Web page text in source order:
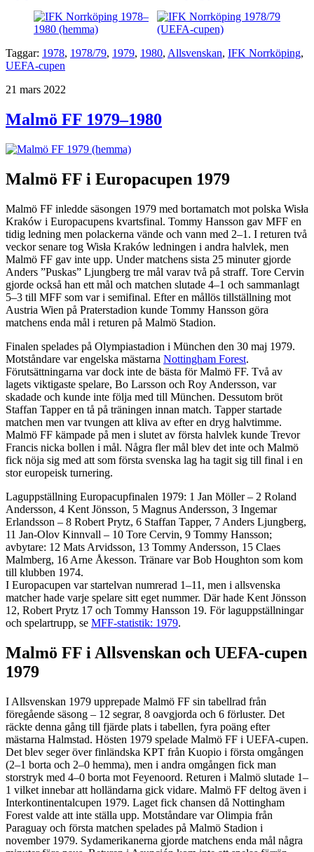
Taggar: 1978, 1978/79, 1979, 1980, Allsvenskan, IFK Norrköping,
UEFA-cupen
Publicerat
21 mars 2022
Malmö FF 1979–1980
Malmö FF i Europacupen 1979
Malmö FF inledde säsongen 1979 med bortamatch mot polska Wisła
Kraków i Europacupens kvartsfinal. Tommy Hansson gav MFF en
tidig ledning men polackerna vände och vann med 2–1. I returen två
veckor senare tog Wisła Kraków ledningen i andra halvlek, men
Malmö FF gav inte upp. Under matchens sista 25 minuter gjorde
Anders ”Puskas” Ljungberg tre mål varav två på straff. Tore Cervin
gjorde också han ett mål och matchen slutade 4–1 och sammanlagt
5–3 till MFF som var i semifinal. Efter en mållös tillställning mot
Austria Wien på Praterstadion kunde Tommy Hansson göra
matchens enda mål i returen på Malmö Stadion.
Finalen spelades på Olympiastadion i München den 30 maj 1979.
Motståndare var engelska mästarna Nottingham Forest.
Förutsättningarna var dock inte de bästa för Malmö FF. Två av
lagets viktigaste spelare, Bo Larsson och Roy Andersson, var
skadade och kunde inte följa med till München. Dessutom bröt
Staffan Tapper en tå på träningen innan match. Tapper startade
matchen men var tvungen att kliva av efter en dryg halvtimme.
Malmö FF kämpade på men i slutet av första halvlek kunde Trevor
Francis nicka bollen i mål. Några fler mål blev det inte och Malmö
fick nöja sig med att som första svenska lag ha tagit sig till final i en
stor europeisk turnering.
Laguppställning Europacupfinalen 1979: 1 Jan Möller – 2 Roland
Andersson, 4 Kent Jönsson, 5 Magnus Andersson, 3 Ingemar
Erlandsson – 8 Robert Prytz, 6 Staffan Tapper, 7 Anders Ljungberg,
11 Jan-Olov Kinnvall – 10 Tore Cervin, 9 Tommy Hansson;
avbytare: 12 Mats Arvidsson, 13 Tommy Andersson, 15 Claes
Malmberg, 16 Arne Åkesson. Tränare var Bob Houghton som kom
till klubben 1974.
I Europacupen var startelvan numrerad 1–11, men i allsvenska
matcher hade varje spelare sitt eget nummer. Där hade Kent Jönsson
12, Robert Prytz 17 och Tommy Hansson 19. För laguppställningar
och spelartrupp, se MFF-statistik: 1979.
Malmö FF i Allsvenskan och UEFA-cupen
1979
I Allsvenskan 1979 upprepade Malmö FF sin tabellrad från
föregående säsong – 12 segrar, 8 oavgjorda och 6 förluster. Det
räckte denna gång till fjärde plats i tabellen, fyra poäng efter
mästarna Halmstad. Hösten 1979 spelade Malmö FF i UEFA-cupen.
Det blev seger över finländska KPT från Kuopio i första omgången
(2–1 borta och 2–0 hemma), men i andra omgången fick man
storstryk med 4–0 borta mot Feyenoord. Returen i Malmö slutade 1–
1 vilket innebar att holländarna gick vidare. Malmö FF deltog även i
Interkontinentalcupen 1979. Laget fick chansen då Nottingham
Forest valde att inte ställa upp. Motståndare var Olimpia från
Paraguay och första matchen spelades på Malmö Stadion i
november 1979. Sydamerikanerna gjorde matchens enda mål några